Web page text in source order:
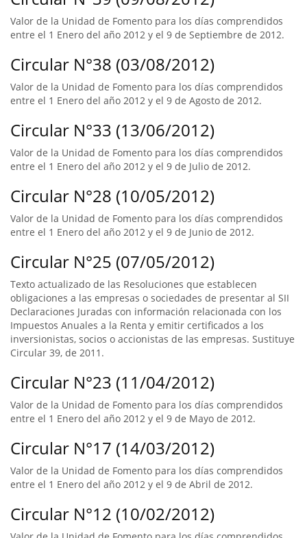
Valor de la Unidad de Fomento para los días comprendidos
entre el 1 Enero del año 2012 y el 9 de Septiembre de 2012.
Circular N°38 (03/08/2012)
Valor de la Unidad de Fomento para los días comprendidos
entre el 1 Enero del año 2012 y el 9 de Agosto de 2012.
Circular N°33 (13/06/2012)
Valor de la Unidad de Fomento para los días comprendidos
entre el 1 Enero del año 2012 y el 9 de Julio de 2012.
Circular N°28 (10/05/2012)
Valor de la Unidad de Fomento para los días comprendidos
entre el 1 Enero del año 2012 y el 9 de Junio de 2012.
Circular N°25 (07/05/2012)
Texto actualizado de las Resoluciones que establecen
obligaciones a las empresas o sociedades de presentar al SII
Declaraciones Juradas con información relacionada con los
Impuestos Anuales a la Renta y emitir certificados a los
inversionistas, socios o accionistas de las empresas. Sustituye
Circular 39, de 2011.
Circular N°23 (11/04/2012)
Valor de la Unidad de Fomento para los días comprendidos
entre el 1 Enero del año 2012 y el 9 de Mayo de 2012.
Circular N°17 (14/03/2012)
Valor de la Unidad de Fomento para los días comprendidos
entre el 1 Enero del año 2012 y el 9 de Abril de 2012.
Circular N°12 (10/02/2012)